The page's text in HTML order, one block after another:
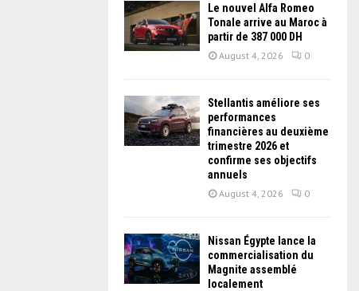
Le nouvel Alfa Romeo
Tonale arrive au Maroc à
partir de 387 000 DH
August 4, 2026 0
Stellantis améliore ses
performances
financières au deuxième
trimestre 2026 et
confirme ses objectifs
annuels
August 4, 2026 0
Nissan Égypte lance la
commercialisation du
Magnite assemblé
localement